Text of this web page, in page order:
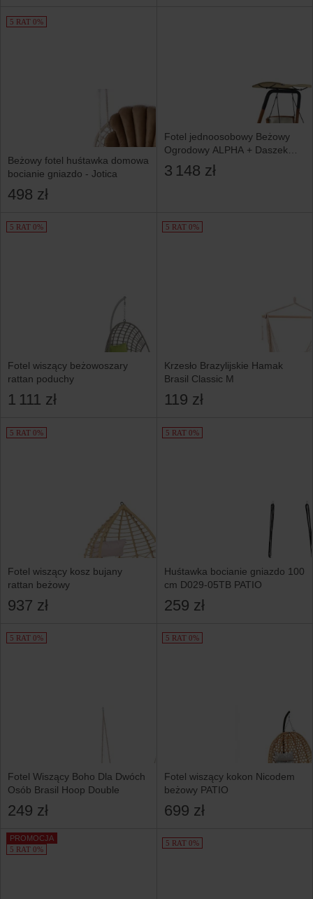
5 RAT 0%
Beżowy fotel huśtawka domowa
bocianie gniazdo - Jotica
498 zł
Fotel jednoosobowy Beżowy
Ogrodowy ALPHA + Daszek
Taras Ogród Huśtawka
3 148 zł
5 RAT 0%
Fotel wiszący beżowoszary
rattan poduchy
1 111 zł
5 RAT 0%
Krzesło Brazylijskie Hamak
Brasil Classic M
119 zł
5 RAT 0%
Fotel wiszący kosz bujany
rattan beżowy
937 zł
5 RAT 0%
Huśtawka bocianie gniazdo 100
cm D029-05TB PATIO
259 zł
5 RAT 0%
Fotel Wiszący Boho Dla Dwóch
Osób Brasil Hoop Double
249 zł
5 RAT 0%
Fotel wiszący kokon Nicodem
beżowy PATIO
699 zł
PROMOCJA
5 RAT 0%
5 RAT 0%